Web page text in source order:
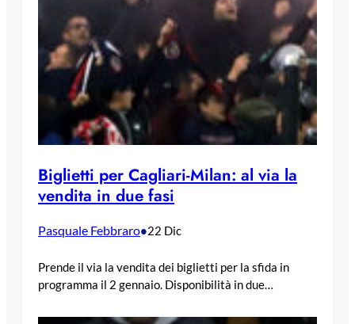
Biglietti per Cagliari-Milan: al via la
vendita in due fasi
Pasquale Febbraro•22 Dic
Prende il via la vendita dei biglietti per la sfida in
programma il 2 gennaio. Disponibilità in due…